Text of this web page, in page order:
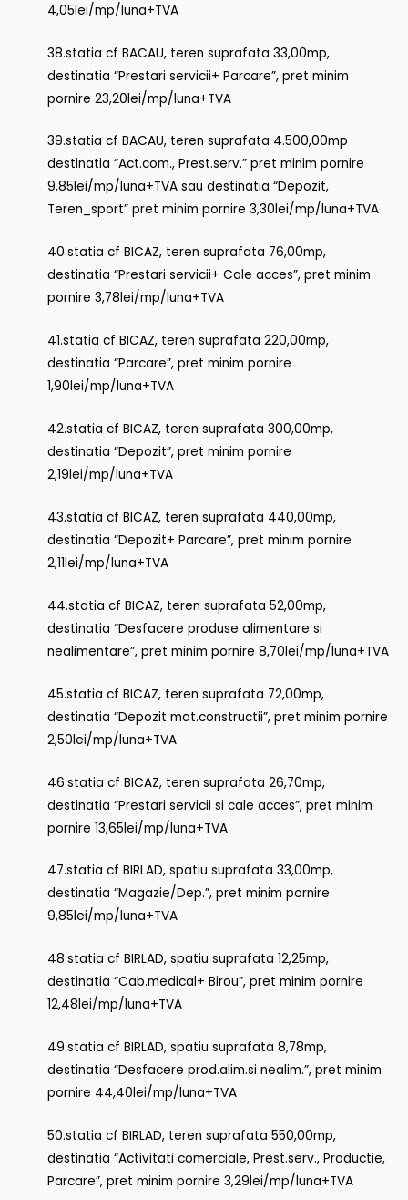
4,05lei/mp/luna+TVA
38.statia cf BACAU, teren suprafata 33,00mp,
destinatia “Prestari servicii+ Parcare”, pret minim
pornire 23,20lei/mp/luna+TVA
39.statia cf BACAU, teren suprafata 4.500,00mp
destinatia “Act.com., Prest.serv.” pret minim pornire
9,85lei/mp/luna+TVA sau destinatia “Depozit,
Teren_sport” pret minim pornire 3,30lei/mp/luna+TVA
40.statia cf BICAZ, teren suprafata 76,00mp,
destinatia “Prestari servicii+ Cale acces”, pret minim
pornire 3,78lei/mp/luna+TVA
41.statia cf BICAZ, teren suprafata 220,00mp,
destinatia “Parcare”, pret minim pornire
1,90lei/mp/luna+TVA
42.statia cf BICAZ, teren suprafata 300,00mp,
destinatia “Depozit”, pret minim pornire
2,19lei/mp/luna+TVA
43.statia cf BICAZ, teren suprafata 440,00mp,
destinatia “Depozit+ Parcare”, pret minim pornire
2,11lei/mp/luna+TVA
44.statia cf BICAZ, teren suprafata 52,00mp,
destinatia “Desfacere produse alimentare si
nealimentare”, pret minim pornire 8,70lei/mp/luna+TVA
45.statia cf BICAZ, teren suprafata 72,00mp,
destinatia “Depozit mat.constructii”, pret minim pornire
2,50lei/mp/luna+TVA
46.statia cf BICAZ, teren suprafata 26,70mp,
destinatia “Prestari servicii si cale acces”, pret minim
pornire 13,65lei/mp/luna+TVA
47.statia cf BIRLAD, spatiu suprafata 33,00mp,
destinatia “Magazie/Dep.”, pret minim pornire
9,85lei/mp/luna+TVA
48.statia cf BIRLAD, spatiu suprafata 12,25mp,
destinatia “Cab.medical+ Birou”, pret minim pornire
12,48lei/mp/luna+TVA
49.statia cf BIRLAD, spatiu suprafata 8,78mp,
destinatia “Desfacere prod.alim.si nealim.”, pret minim
pornire 44,40lei/mp/luna+TVA
50.statia cf BIRLAD, teren suprafata 550,00mp,
destinatia “Activitati comerciale, Prest.serv., Productie,
Parcare”, pret minim pornire 3,29lei/mp/luna+TVA